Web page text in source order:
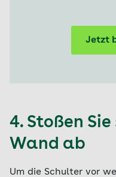
Jetzt
4. Stoßen
Wand ab
Um die Schulter vor